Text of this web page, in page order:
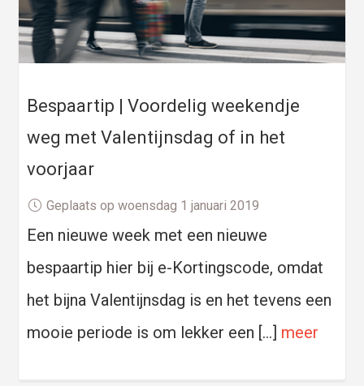
Bespaartip | Voordelig weekendje
weg met Valentijnsdag of in het
voorjaar
Geplaats op woensdag 1 januari 2019
Een nieuwe week met een nieuwe
bespaartip hier bij e-Kortingscode, omdat
het bijna Valentijnsdag is en het tevens een
mooie periode is om lekker een […] meer